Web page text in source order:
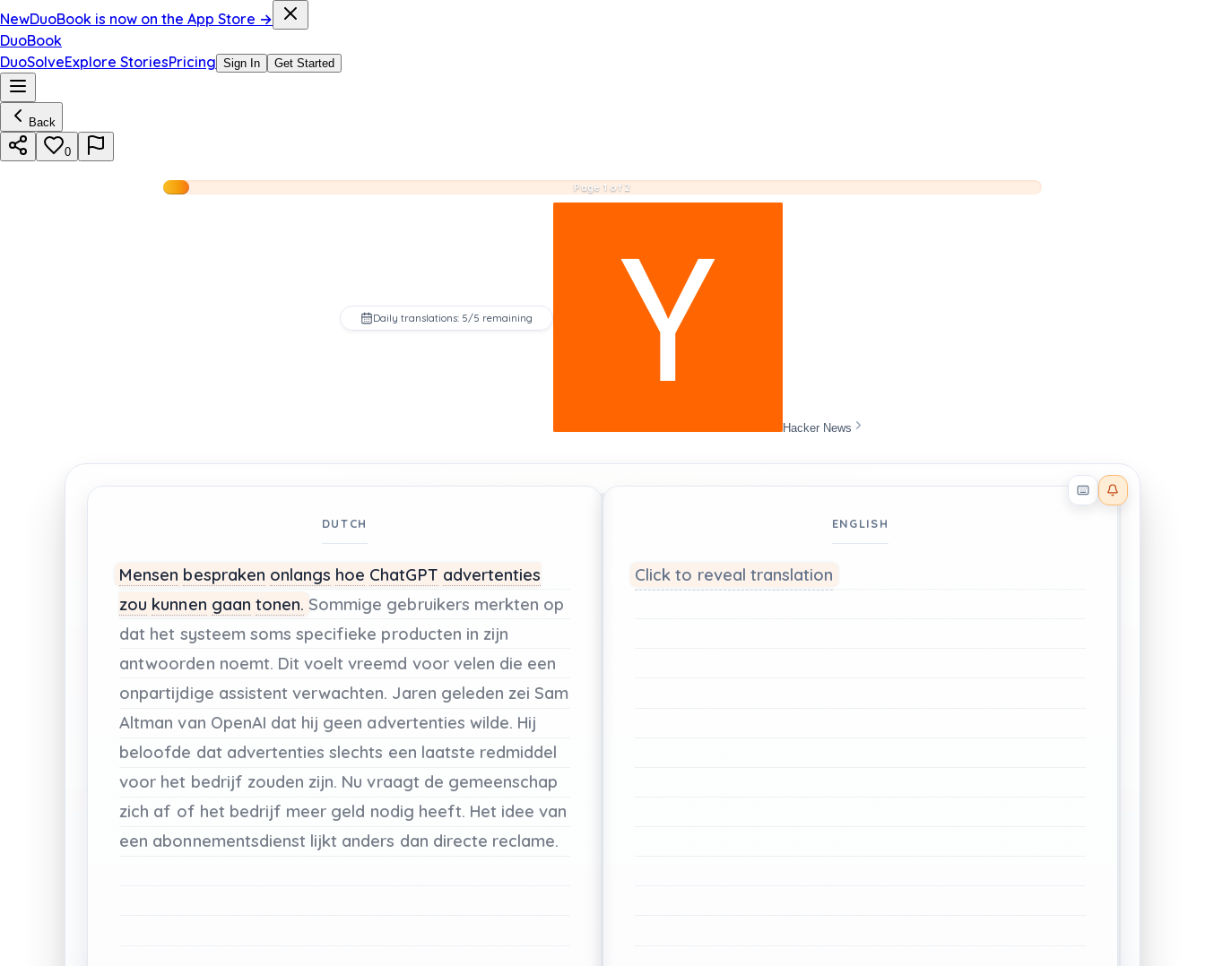
NewDuoBook is now on the App Store →
DuoBook
DuoSolveExplore StoriesPricing Sign In Get Started
Back
0
Page 1 of 2
Daily translations: 5/5 remaining
Hacker News
Reader effects on
DUTCH
Mensen bespraken onlangs hoe ChatGPT advertenties
zou kunnen gaan tonen. Sommige gebruikers merkten op
dat het systeem soms specifieke producten in zijn
antwoorden noemt. Dit voelt vreemd voor velen die een
onpartijdige assistent verwachten. Jaren geleden zei Sam
Altman van OpenAI dat hij geen advertenties wilde. Hij
beloofde dat advertentiesslechts een laatste redmiddel
voor het bedrijf zouden zijn. Nu vraagt de gemeenschap
zich af of het bedrijf meer geld nodig heeft. Het idee van
een abonnementsdienst lijkt anders dan directe reclame.
ENGLISH
Click to reveal translation